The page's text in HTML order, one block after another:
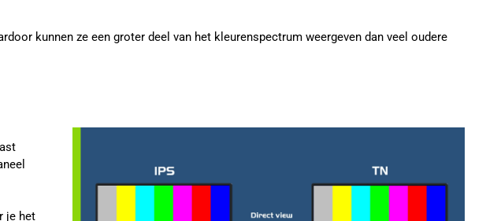
kunnen ze een groter deel van het kleurenspectrum weergeven dan veel oudere
je het